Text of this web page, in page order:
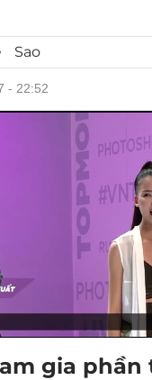
Sao
- 22:52
gia phần